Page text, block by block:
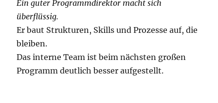
Ein guter Programmdirektor macht sich
überflüssig.
Er baut Strukturen, Skills und Prozesse auf, die
bleiben.
Das interne Team ist beim nächsten großen
Programm deutlich besser aufgestellt.